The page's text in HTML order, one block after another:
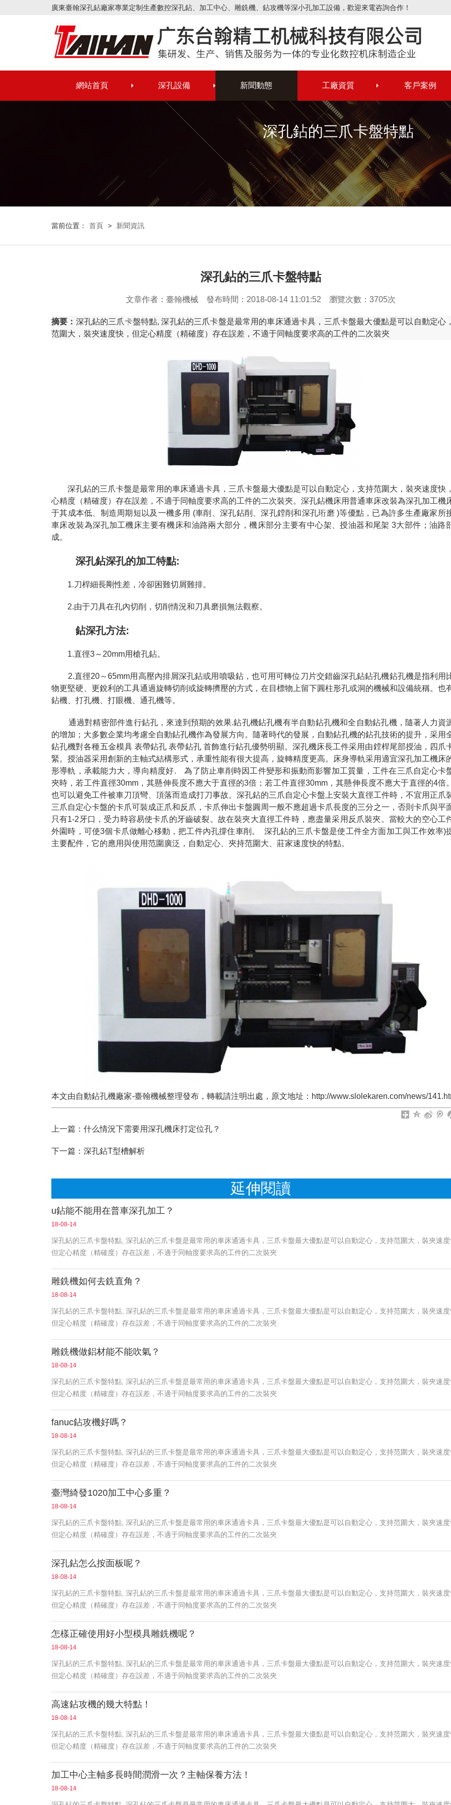
廣東臺翰深孔鉆廠家專業定制生產數控深孔鉆、加工中心、雕銑機、鉆攻機等深小孔加工設備，歡迎來電咨詢合作！
網站首頁 深孔設備 新聞動態 工廠資質 客戶案例
深孔鉆的三爪卡盤特點
當前位置： 首頁 > 新聞資訊
深孔鉆的三爪卡盤特點
文章作者：臺翰機械 發布時間： 2018-08-14 11:01:52 瀏覽次數：3705次
摘要： 深孔鉆的三爪卡盤特點, 深孔鉆的三爪卡盤是最常用的車床通過卡具，三爪卡盤最大優點是可以自動定心
范圍大，裝夾速度快，但定心精度（精確度）存在誤差，不適于同軸度要求高的工件的二次裝夾
深孔鉆的三爪卡盤是最常用的車床通過卡具，三爪卡盤最大優點是可以自動定心，支持范圍大，裝夾速度快
心精度（精確度）存在誤差，不適于同軸度要求高的工件的二次裝夾。深孔鉆機床用普通車床改裝為深孔加工機
于其成本低、制造周期短以及一機多用 (車削、深孔鉆削、深孔鏜削和深孔珩磨 )等優點，已為許多生產廠家所
車床改裝為深孔加工機床主要有機床和油路兩大部分，機床部分主要有中心架、授油器和尾架 3大部件；油路
成。
深孔鉆深孔的加工特點:
1.刀桿細長剛性差，冷卻困難切屑難排。
2.由于刀具在孔內切削，切削情況和刀具磨損無法觀察。
鉆深孔方法:
1.直徑3～20mm用槍孔鉆。
2.直徑20～65mm用高壓內排屑深孔鉆或用噴吸鉆，也可用可轉位刀片交錯齒深孔鉆鉆孔機鉆孔機是指利用
物更堅硬、更銳利的工具通過旋轉切削或旋轉擠壓的方式，在目標物上留下圓柱形孔或洞的機械和設備統稱。也
鉆機、打孔機、打眼機、通孔機等。
通過對精密部件進行鉆孔，來達到預期的效果.鉆孔機鉆孔機有半自動鉆孔機和全自動鉆孔機，隨著人力資
的增加；大多數企業均考慮全自動鉆孔機作為發展方向。隨著時代的發展，自動鉆孔機的鉆孔技術的提升，采用
鉆孔機對各種五金模具 表帶鉆孔 表帶鉆孔 首飾進行鉆孔優勢明顯。深孔機床長工件采用由鏜桿尾部授油，四爪
緊。授油器采用創新的主軸式結構形式，承重性能有很大提高，旋轉精度更高。床身導軌采用適宜深孔加工機床
形導軌，承載能力大，導向精度好. 為了防止車削時因工件變形和振動而影響加工質量，工件在三爪自定心卡
夾時，若工件直徑30mm，其懸伸長度不應大于直徑的3倍；若工件直徑30mm，其懸伸長度不應大于直徑的4倍
也可以避免工件被車刀頂彎、頂落而造成打刀事故。深孔鉆的三爪自定心卡盤上安裝大直徑工件時，不宜用正爪
三爪自定心卡盤的卡爪可裝成正爪和反爪，卡爪伸出卡盤圓周一般不應超過卡爪長度的三分之一，否則卡爪與平
只有1-2牙口，受力時容易使卡爪的牙齒破裂。故在裝夾大直徑工件時，應盡量采用反爪裝夾。當較大的空心工
外園時，可使3個卡爪做離心移動，把工件內孔撐住車削。 深孔鉆的三爪卡盤是使工件全方面加工與工作效率)
主要配件，它的應用與使用范圍廣泛，自動定心、夾持范圍大、莊家速度快的特點。
本文由自動鉆孔機廠家-臺翰機械整理發布，轉載請注明出處，原文地址：http://www.slolekaren.com/news/
上一篇： 什么情況下需要用深孔機床打定位孔？
下一篇： 深孔鉆T型槽解析
延伸閱讀
u鉆能不能用在普車深孔加工？
18-08-14
深孔鉆的三爪卡盤特點, 深孔鉆的三爪卡盤是最常用的車床通過卡具，三爪卡盤最大優點是可以自動定心，支持范圍大，裝夾速度
但定心精度（精確度）存在誤差，不適于同軸度要求高的工件的二次裝夾
雕銑機如何去銑直角？
18-08-14
深孔鉆的三爪卡盤特點, 深孔鉆的三爪卡盤是最常用的車床通過卡具，三爪卡盤最大優點是可以自動定心，支持范圍大，裝夾速度
但定心精度（精確度）存在誤差，不適于同軸度要求高的工件的二次裝夾
雕銑機做鋁材能不能吹氣？
18-08-14
深孔鉆的三爪卡盤特點, 深孔鉆的三爪卡盤是最常用的車床通過卡具，三爪卡盤最大優點是可以自動定心，支持范圍大，裝夾速度
但定心精度（精確度）存在誤差，不適于同軸度要求高的工件的二次裝夾
fanuc鉆攻機好嗎？
18-08-14
深孔鉆的三爪卡盤特點, 深孔鉆的三爪卡盤是最常用的車床通過卡具，三爪卡盤最大優點是可以自動定心，支持范圍大，裝夾速度
但定心精度（精確度）存在誤差，不適于同軸度要求高的工件的二次裝夾
臺灣綺發1020加工中心多重？
18-08-14
深孔鉆的三爪卡盤特點, 深孔鉆的三爪卡盤是最常用的車床通過卡具，三爪卡盤最大優點是可以自動定心，支持范圍大，裝夾速度
但定心精度（精確度）存在誤差，不適于同軸度要求高的工件的二次裝夾
深孔鉆怎么按面板呢？
18-08-14
深孔鉆的三爪卡盤特點, 深孔鉆的三爪卡盤是最常用的車床通過卡具，三爪卡盤最大優點是可以自動定心，支持范圍大，裝夾速度
但定心精度（精確度）存在誤差，不適于同軸度要求高的工件的二次裝夾
怎樣正確使用好小型模具雕銑機呢？
18-08-14
深孔鉆的三爪卡盤特點, 深孔鉆的三爪卡盤是最常用的車床通過卡具，三爪卡盤最大優點是可以自動定心，支持范圍大，裝夾速度
但定心精度（精確度）存在誤差，不適于同軸度要求高的工件的二次裝夾
高速鉆攻機的幾大特點！
18-08-14
深孔鉆的三爪卡盤特點, 深孔鉆的三爪卡盤是最常用的車床通過卡具，三爪卡盤最大優點是可以自動定心，支持范圍大，裝夾速度
但定心精度（精確度）存在誤差，不適于同軸度要求高的工件的二次裝夾
加工中心主軸多長時間潤滑一次？主軸保養方法！
18-08-14